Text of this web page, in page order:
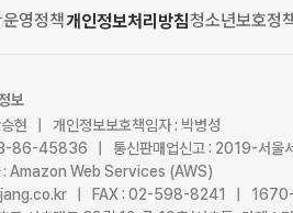
운영정책개인정보처리방침청소년보호정
보
승현 | 개인정보보호책임자 : 박병성
86-45836 | 통신판매업신고 : 2019-서울
: Amazon Web Services (AWS)
| FAX : 02-598-8241 |